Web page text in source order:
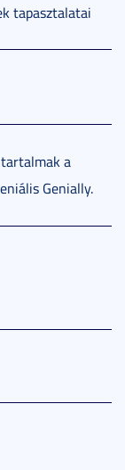
tapasztalatai
a
Genially.